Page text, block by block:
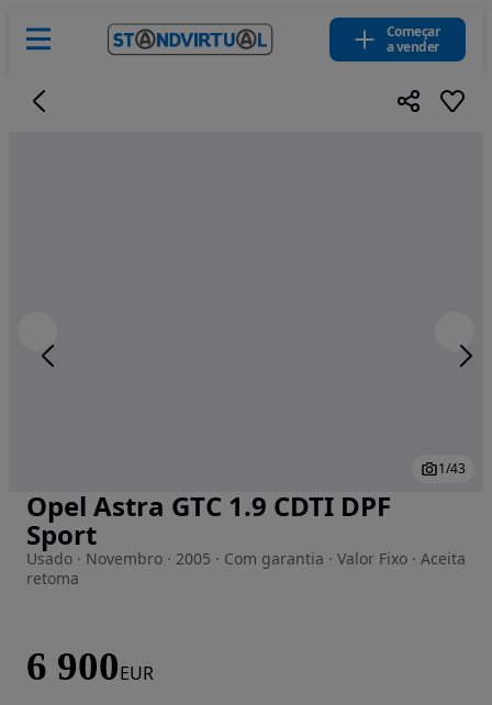
Começar
a vender
Imagem 1 de 43
1/43
Opel Astra GTC 1.9 CDTI DPF
Sport
Usado · Novembro · 2005 · Com garantia · Valor Fixo · Aceita
retoma
6 900EUR